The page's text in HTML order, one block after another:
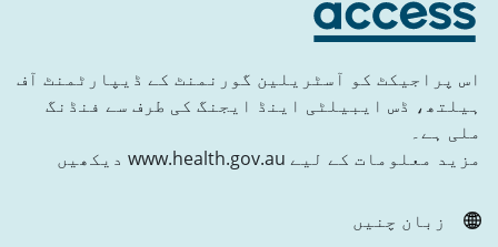
اس پراجیکٹ کو آسٹریلین گورنمنٹ کے ڈیپارٹمنٹ آف
ہیلتھ، ڈس ایبیلٹی اینڈ ایجنگ کی طرف سے فنڈنگ
ملی ہے۔
مزید معلومات کے لیے www.health.gov.au دیکھیں
زبان چنیں